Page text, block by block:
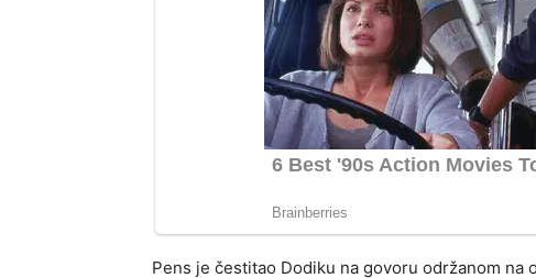
Pens je čestitao Dodiku na govoru održanom